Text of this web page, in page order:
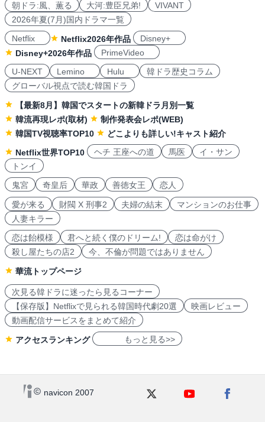
朝ドラ:風、薫る 大河:豊臣兄弟!
VIVANT
2026年夏(7月)国内ドラマ一覧
Netflix
Netflix2026年作品
Disney+
Disney+2026年作品
PrimeVideo
U-NEXT
Lemino Hulu
韓ドラ歴史コラム
グローバル視点で読む韓国ドラ
【最新8月】韓国でスタートの新韓ドラ月別一覧
韓流再現レポ(取材)
制作発表会レポ(WEB)
韓国TV視聴率TOP10
どこよりも詳しい!キャスト紹介
Netflix世界TOP10
ヘチ 王座への道 馬医
イ・サン
トンイ
鬼宮
奇皇后 華政 善徳女王 恋人
愛が来る 財閥 X 刑事2 夫婦の結末
マンションのお仕事
人妻キラー
恋は飴模様
君へと続く僕のドリーム!
恋は命がけ
殺し屋たちの店2
今、不倫が問題ではありません
華流トップページ
次見る韓ドラに迷ったら見るコーナー
【保存版】Netflixで見られる韓国時代劇20選
映画レビュー
動画配信サービスをまとめて紹介
アクセスランキング もっと見る>>
navicon 2007